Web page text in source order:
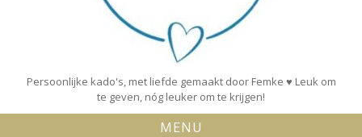
Persoonlijke kado's, met liefde gemaakt door Femke ♥ Leuk om
te geven, nóg leuker om te krijgen!
MENU